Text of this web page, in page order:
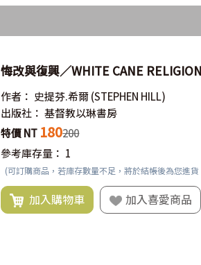
悔改與復興／WHITE CANE RELIGION
作者： 史提芬.希爾(STEPHEN HILL)
出版社： 基督教以琳書房
特價 NT 180200
參考庫存量： 1
(可訂購商品，若庫存數量不足，將於結帳後為您進
加入購物車 加入喜愛商品